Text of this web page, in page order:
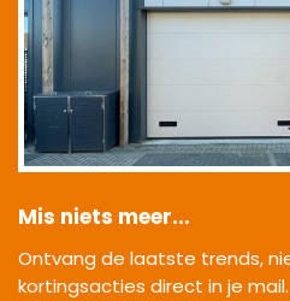
Mis niets meer...
Ontvang de laatste trends,
kortingsacties direct in je mail.